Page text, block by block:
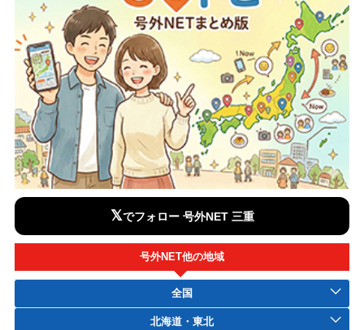
𝕏でフォロー 号外NET 三重
号外NET他の地域
全国
北海道・東北